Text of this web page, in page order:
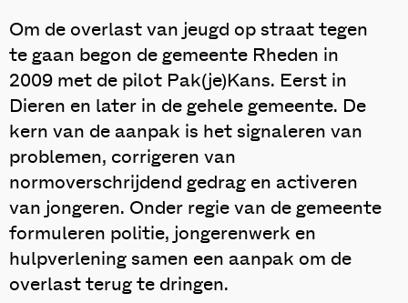
Om de overlast van jeugd op straat tegen
te gaan begon de gemeente Rheden in
2009 met de pilot Pak(je)Kans. Eerst in
Dieren en later in de gehele gemeente. De
kern van de aanpak is het signaleren van
problemen, corrigeren van
normoverschrijdend gedrag en activeren
van jongeren. Onder regie van de gemeente
formuleren politie, jongerenwerk en
hulpverlening samen een aanpak om de
overlast terug te dringen.